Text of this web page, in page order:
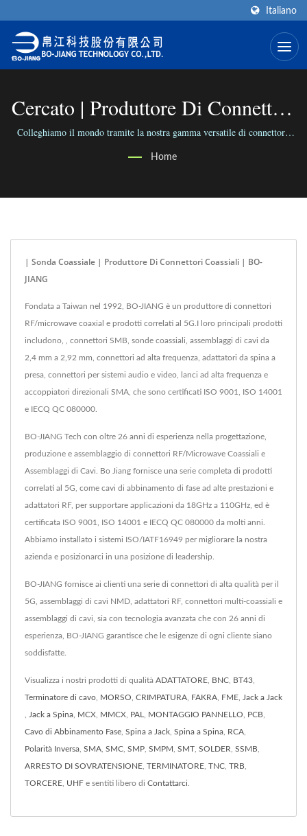
Italiano
Cercato | Produttore Di Connettori
RF Ad Alta Frequenza | BO-
JIANG
Colleghiamo il mondo tramite la nostra gamma versatile di connettori;
Home
| Sonda Coassiale | Produttore Di Connettori Coassiali | BO-
JIANG
Fondata a Taiwan nel 1992, BO-JIANG è un produttore di connettori
RF/microwave coaxial e prodotti correlati al 5G.I loro principali prodotti
includono, , connettori SMB, sonde coassiali, assemblaggi di cavi da
2,4 mm a 2,92 mm, connettori ad alta frequenza, adattatori da spina a
presa, connettori per sistemi audio e video, lanci ad alta frequenza e
accoppiatori direzionali SMA, che sono certificati ISO 9001, ISO 14001
e IECQ QC 080000.
BO-JIANG Tech con oltre 26 anni di esperienza nella progettazione,
produzione e assemblaggio di connettori RF/Microwave Coassiali e
Assemblaggi di Cavi. Bo Jiang fornisce una serie completa di prodotti
correlati al 5G, come cavi di abbinamento di fase ad alte prestazioni e
adattatori RF, per supportare applicazioni da 18GHz a 110GHz, ed è
certificata ISO 9001, ISO 14001 e IECQ QC 080000 da molti anni.
Abbiamo installato i sistemi ISO/IATF16949 per migliorare la nostra
azienda e posizionarci in una posizione di leadership.
BO-JIANG fornisce ai clienti una serie di connettori di alta qualità per il
5G, assemblaggi di cavi NMD, adattatori RF, connettori multi-coassiali e
assemblaggi di cavi, sia con tecnologia avanzata che con 26 anni di
esperienza, BO-JIANG garantisce che le esigenze di ogni cliente siano
soddisfatte.
Visualizza i nostri prodotti di qualità ADATTATORE BNC BT43
Terminatore di cavo MORSO CRIMPATURA FAKRA FME Jack a Jack
Jack a Spina MCX MMCX PAL MONTAGGIO PANNELLO PCB
Cavo di Abbinamento Fase Spina a Jack Spina a Spina RCA
Polarità Inversa SMA SMC SMP SMPM SMT SOLDER SSMB
ARRESTO DI SOVRATENSIONE TERMINATORE TNC TRB
TORCERE UHF e sentiti libero di Contattarci